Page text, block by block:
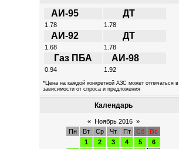
АИ-95 ДТ
1.78 1.78
АИ-92 ДТ
1.68 1.78
Газ ПБА АИ-98
0.94 1.92
*Цена на каждой конкретной АЗС может отличаться в
зависимости от спроса и предложения
Календарь
« Ноябрь 2016 »
Пн
Вт Ср Чт Пт Сб
Вс
1
2 3 4 5
6